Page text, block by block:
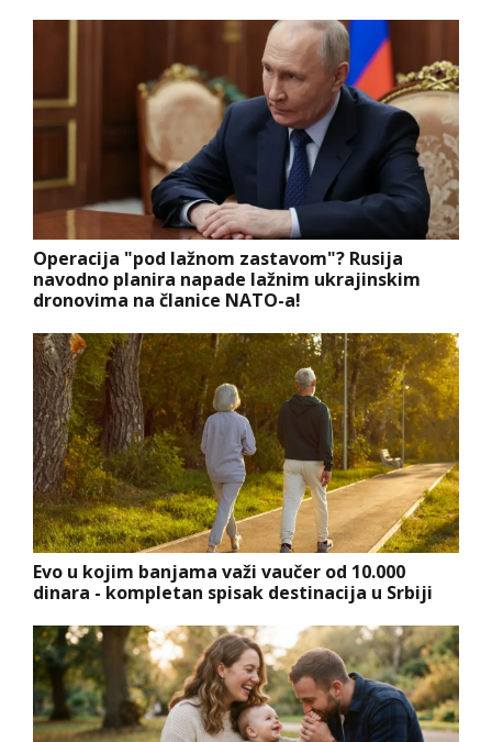
Operacija "pod lažnom zastavom"? Rusija
navodno planira napade lažnim ukrajinskim
dronovima na članice NATO-a!
Evo u kojim banjama važi vaučer od 10.000
dinara - kompletan spisak destinacija u Srbiji